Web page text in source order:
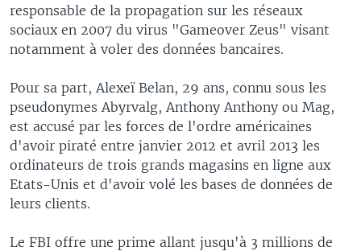
responsable de la propagation sur les réseaux
sociaux en 2007 du virus "Gameover Zeus" visant
notamment à voler des données bancaires.
Pour sa part, Alexeï Belan, 29 ans, connu sous les
pseudonymes Abyrvalg, Anthony Anthony ou Mag,
est accusé par les forces de l'ordre américaines
d'avoir piraté entre janvier 2012 et avril 2013 les
ordinateurs de trois grands magasins en ligne aux
Etats-Unis et d'avoir volé les bases de données de
leurs clients.
Le FBI offre une prime allant jusqu'à 3 millions de